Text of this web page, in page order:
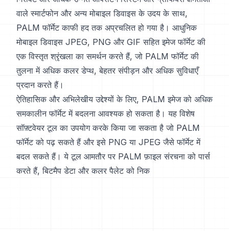
वाले स्मार्टफोन और अन्य मोबाइल डिवाइस के उदय के साथ,
PALM फॉर्मेट काफी हद तक अप्रचलित हो गया है। आधुनिक
मोबाइल डिवाइस JPEG, PNG और GIF सहित इमेज फॉर्मेट की
एक विस्तृत श्रृंखला का समर्थन करते हैं, जो PALM फॉर्मेट की
तुलना में अधिक कलर डेप्थ, बेहतर संपीड़न और अधिक सुविधाएँ
प्रदान करते हैं।
ऐतिहासिक और अभिलेखीय उद्देश्यों के लिए, PALM इमेज को अधिक
समकालीन फॉर्मेट में बदलना आवश्यक हो सकता है। यह विशेष
सॉफ़्टवेयर टूल का उपयोग करके किया जा सकता है जो PALM
फॉर्मेट को पढ़ सकते हैं और इसे PNG या JPEG जैसे फॉर्मेट में
बदल सकते हैं। ये टूल आमतौर पर PALM फ़ाइल संरचना को पार्स
करते हैं, बिटमैप डेटा और कलर पैलेट को निक